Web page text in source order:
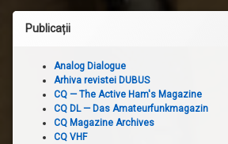
Publicații
Analog Dialogue
Arhiva revistei DUBUS
CQ — The Active Ham's Magazine
CQ DL — Das Amateurfunkmagazin
CQ Magazine Archives
CQ VHF